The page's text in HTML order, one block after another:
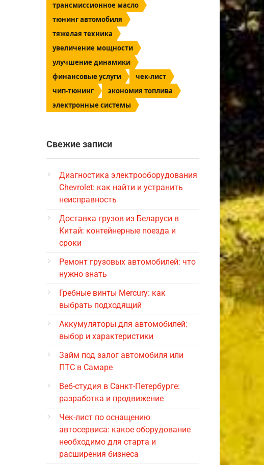
трансмиссионное масло
тюнинг автомобиля
тяжелая техника
увеличение мощности
улучшение динамики
финансовые услуги
чек-лист
чип-тюнинг
экономия топлива
электронные системы
Свежие записи
Диагностика электрооборудования
Chevrolet: как найти и устранить
неисправность
Доставка грузов из Беларуси в
Китай: контейнерные поезда и
сроки
Ремонт грузовых автомобилей: что
нужно знать
Гребные винты Mercury: как
выбрать подходящий
Аккумуляторы для автомобилей:
выбор и характеристики
Займ под залог автомобиля или
ПТС в Самаре
Веб-студия в Санкт-Петербурге:
разработка и продвижение
Чек-лист по оснащению
автосервиса: какое оборудование
необходимо для старта и
расширения бизнеса